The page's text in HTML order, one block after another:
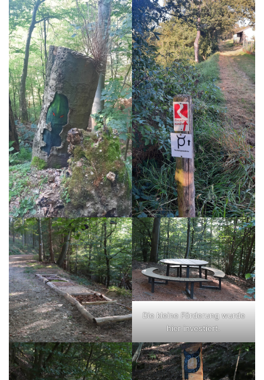
Die kleine Förderung wurde
hier investiert.